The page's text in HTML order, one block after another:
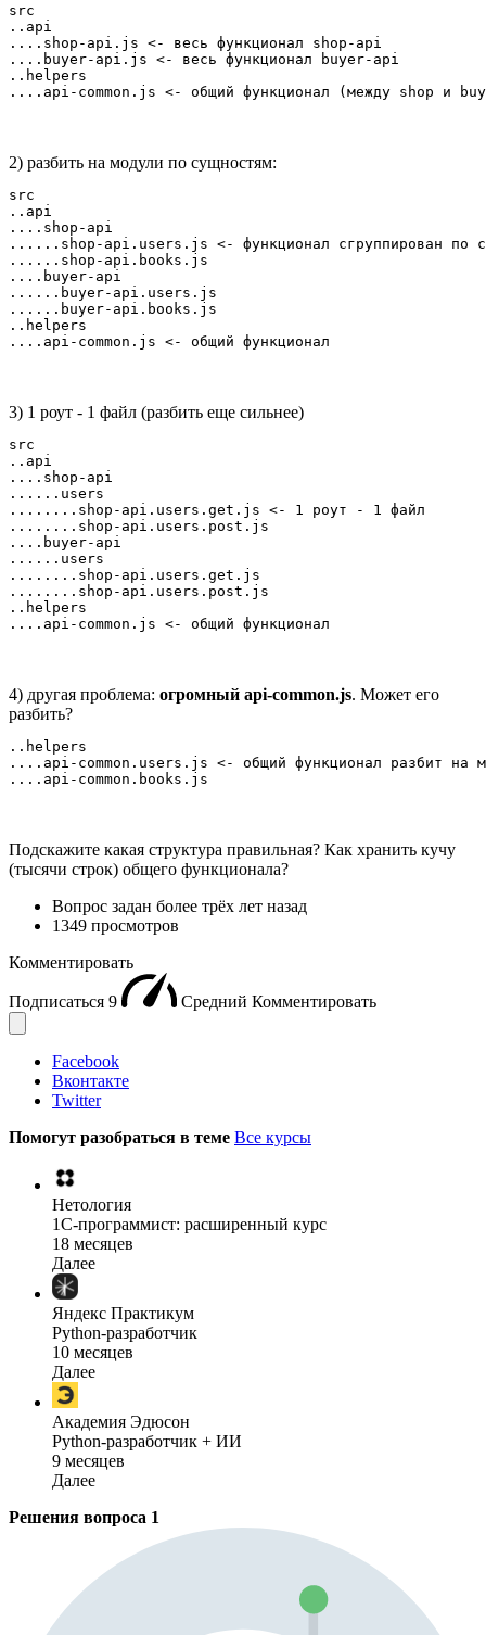
src
..api
....shop-api.js <- весь функционал shop-api
....buyer-api.js <- весь функционал buyer-api
..helpers
....api-common.js <- общий функционал (между shop и
2) разбить на модули по сущностям:
src
..api
....shop-api
......shop-api.users.js <- функционал сгруппирован по
......shop-api.books.js
....buyer-api
......buyer-api.users.js
......buyer-api.books.js
..helpers
....api-common.js <- общий функционал
3) 1 роут - 1 файл (разбить еще сильнее)
src
..api
....shop-api
......users
........shop-api.users.get.js <- 1 роут - 1 файл
........shop-api.users.post.js
....buyer-api
......users
........shop-api.users.get.js
........shop-api.users.post.js
..helpers
....api-common.js <- общий функционал
4) другая проблема: огромный api-common.js. Может его
разбить?
..helpers
....api-common.users.js <- общий функционал разбит на
....api-common.books.js
Подскажите какая структура правильная? Как хранить кучу
(тысячи строк) общего функционала?
Вопрос задан более трёх лет назад
1349 просмотров
Комментировать
Подписаться 9 Средний Комментировать
Facebook
Вконтакте
Twitter
Помогут разобраться в теме Все курсы
Нетология
1C-программист: расширенный курс
18 месяцев
Далее
Яндекс Практикум
Python-разработчик
10 месяцев
Далее
Академия Эдюсон
Python-разработчик + ИИ
9 месяцев
Далее
Решения вопроса 1